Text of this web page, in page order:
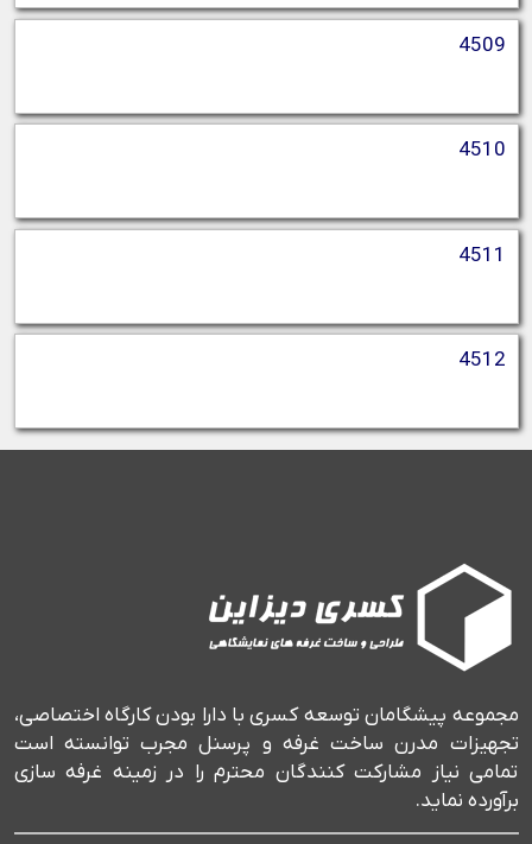
4509
4510
4511
4512
مجموعه پیشگامان توسعه کسری با دارا بودن کارگاه اختصاصی،
تجهیزات مدرن ساخت غرفه و پرسنل مجرب توانسته است
تمامی نیاز مشارکت کنندگان محترم را در زمینه غرفه سازی
برآورده نماید.